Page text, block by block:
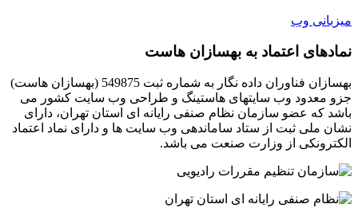
میزبانی وب
نمادهای اعتماد به بهسازان هاست
بهسازان فناوران داده نگار به شماره ثبت 549875 (بهسازان هاست)
جزو معدود وب سایتهای هاستینگ و طراحی وب سایت کشور می
باشد که عضو سازمان نظام صنفی رایانه ای استان تهران، دارای
نشان ملی ثبت از ستاد ساماندهی وب سایت ها و دارای نماد اعتماد
الکترونکی از وزارت صنعت می باشد.